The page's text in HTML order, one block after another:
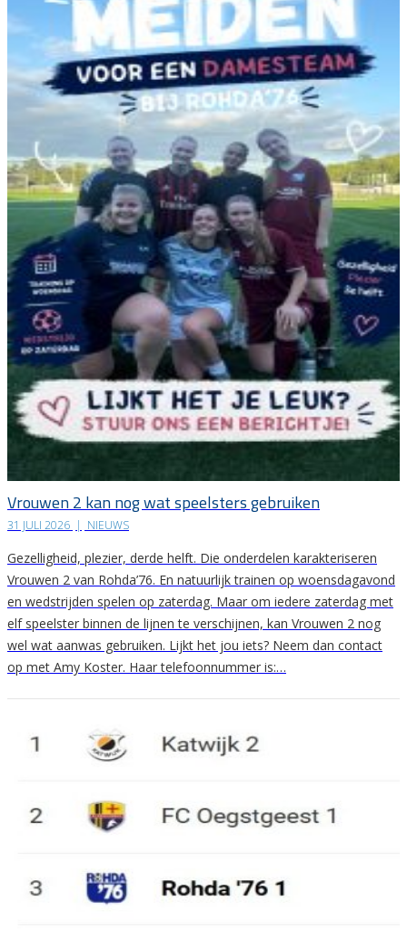
Vrouwen 2 kan nog wat speelsters gebruiken
31 JULI 2026 | NIEUWS
Gezelligheid, plezier, derde helft. Die onderdelen karakteriseren
Vrouwen 2 van Rohda’76. En natuurlijk trainen op woensdagavond
en wedstrijden spelen op zaterdag. Maar om iedere zaterdag met
elf speelster binnen de lijnen te verschijnen, kan Vrouwen 2 nog
wel wat aanwas gebruiken. Lijkt het jou iets? Neem dan contact
op met Amy Koster. Haar telefoonnummer is:…